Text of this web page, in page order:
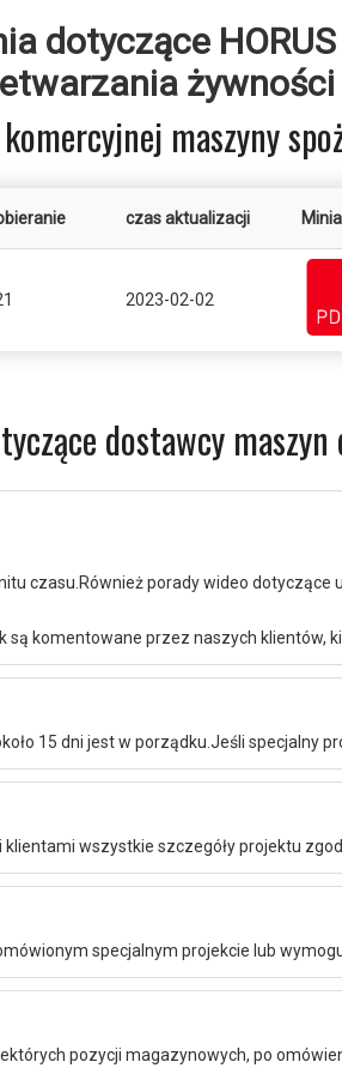
dotyczące
żywności
maszyny
czas aktualizacji
2023-02-02
dostawcy
czasu.Również porady wideo
komentowane przez naszych klientów,
15 dni jest w porządku.Jeśli specjalny
wszystkie szczegóły projektu
specjalnym projekcie lub
pozycji magazynowych, po